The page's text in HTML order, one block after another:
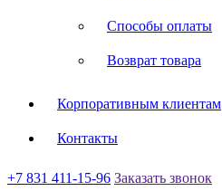
Способы оплаты
Возврат товара
Корпоративным клиентам
Контакты
+7 831 411-15-96 Заказать звонок